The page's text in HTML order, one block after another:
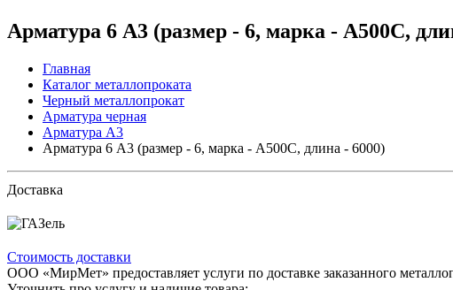
Арматура 6 А3 (размер - 6, марка - А500С,
Главная
Каталог металлопроката
Черный металлопрокат
Арматура черная
Арматура А3
Арматура 6 А3 (размер - 6, марка - А500С, длина - 6000)
Доставка
Стоимость доставки
ООО «МирМет» предоставляет услуги по доставке заказанного